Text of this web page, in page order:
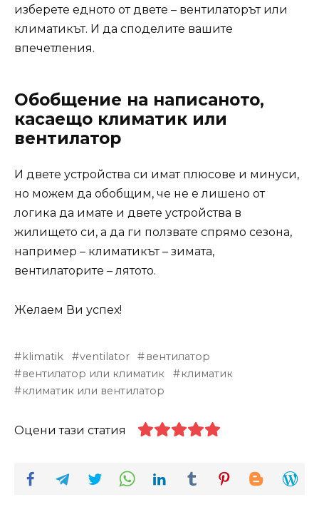
изберете едното от двете – вентилаторът или
климатикът. И да споделите вашите
впечетления.
Обобщение на написаното,
касаещо климатик или
вентилатор
И двете устройства си имат плюсове и минуси,
но можем да обобщим, че не е лишено от
логика да имате и двете устройства в
жилището си, а да ги ползвате спрямо сезона,
например – климатикът – зимата,
вентилаторите – лятото.
Желаем Ви успех!
klimatik ventilator
вентилатор
вентилатор или климатик
климатик
климатик или вентилатор
Оцени тази статия